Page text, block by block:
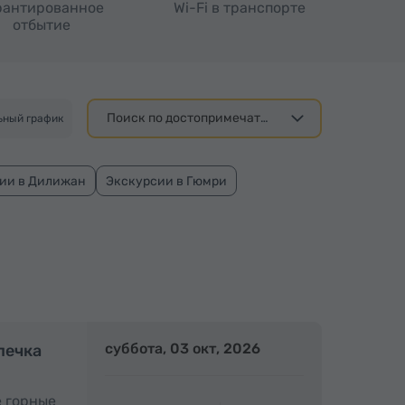
отбытие
Wi-Fi в транспорте
Поиск по достопримечательности
график
в Дилижан Экскурсии в Гюмри
Полдня
горные
суббота, 03 окт, 2026